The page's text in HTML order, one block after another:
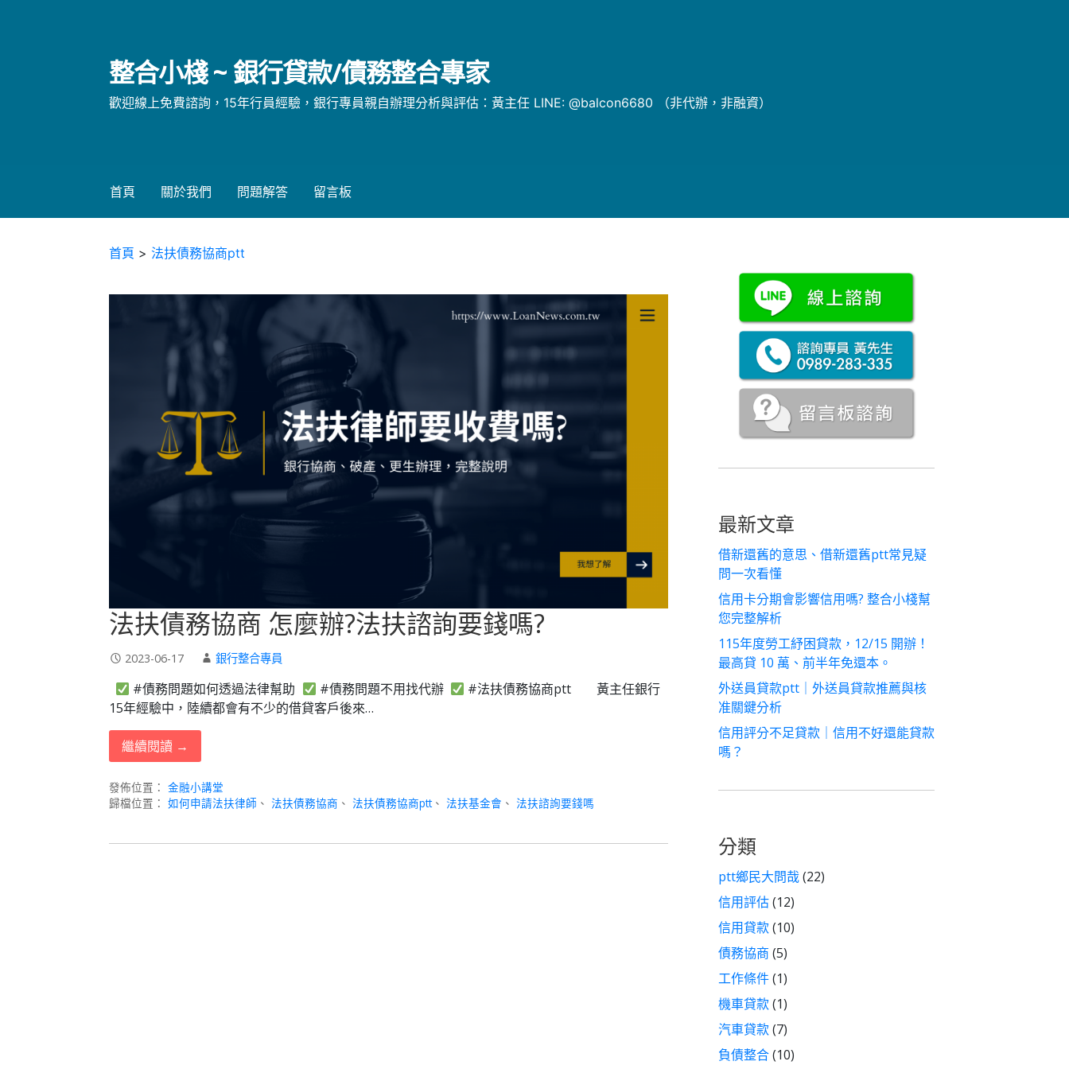
整合小棧 ~ 銀行貸款/債務整合專家
歡迎線上免費諮詢，15年行員經驗，銀行專員親自辦理分析與評估：黃主任 LINE: @balcon6680 （非代辦，非融資）
首頁 關於我們 問題解答 留言板
首頁 >法扶債務協商ptt
法扶債務協商 怎麼辦?法扶諮詢要錢嗎?
2023-06-17 銀行整合專員
#債務問題如何透過法律幫助 #債務問題不用找代辦
#法扶債務協商ptt ⠀⠀ 黃主任銀行
15年經驗中，陸續都會有不少的借貸客戶後來…
繼續閱讀 →
發佈位置：金融小講堂
歸檔位置：如何申請法扶律師 、 法扶債務協商 、 法扶債務協商ptt、 法扶基金會 、 法扶諮詢要錢嗎
最新文章
借新還舊的意思、借新還舊ptt常見疑
問一次看懂
信用卡分期會影響信用嗎? 整合小棧幫
您完整解析
115年度勞工紓困貸款，12/15 開辦！
最高貸 10 萬、前半年免還本。
外送員貸款ptt｜外送員貸款推薦與核
准關鍵分析
信用評分不足貸款｜信用不好還能貸款
嗎？
分類
ptt鄉民大問哉(22)
信用評估(12)
信用貸款(10)
債務協商 (5)
工作條件(1)
機車貸款(1)
汽車貸款(7)
負債整合(10)